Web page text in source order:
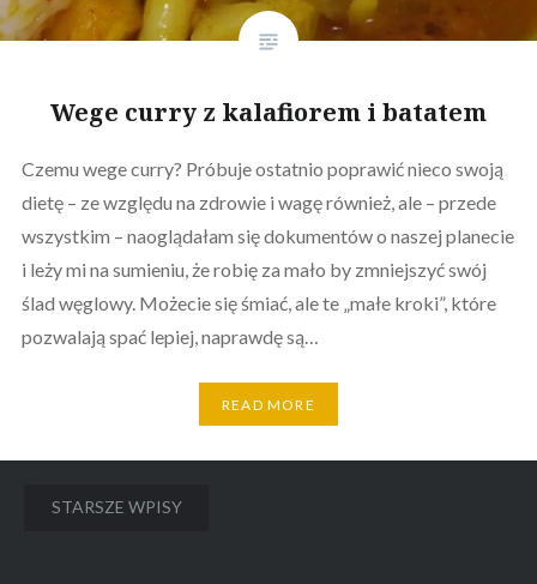
Wege curry z kalafiorem i batatem
Czemu wege curry? Próbuje ostatnio poprawić nieco swoją
dietę – ze względu na zdrowie i wagę również, ale – przede
wszystkim – naoglądałam się dokumentów o naszej planecie
i leży mi na sumieniu, że robię za mało by zmniejszyć swój
ślad węglowy. Możecie się śmiać, ale te „małe kroki”, które
pozwalają spać lepiej, naprawdę są…
READ MORE
Nawigacja
STARSZE WPISY